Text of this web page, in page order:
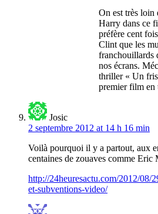
On est très loin
Harry dans ce
préfère cent
Clint que les
franchouillards
nos écrans.
thriller « Un
premier film en
Josic
2 septembre 2012 at 14 h 16 min
Voilà pourquoi il y a partout, aux
centaines de zouaves comme
http://24heuresactu.com/2012/08/
et-subventions-video/